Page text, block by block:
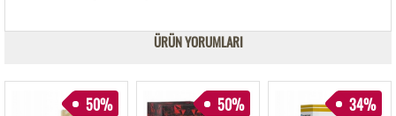
ÜRÜN YORUMLARI
50% 50% 34%